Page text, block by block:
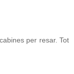
per resar. Tot